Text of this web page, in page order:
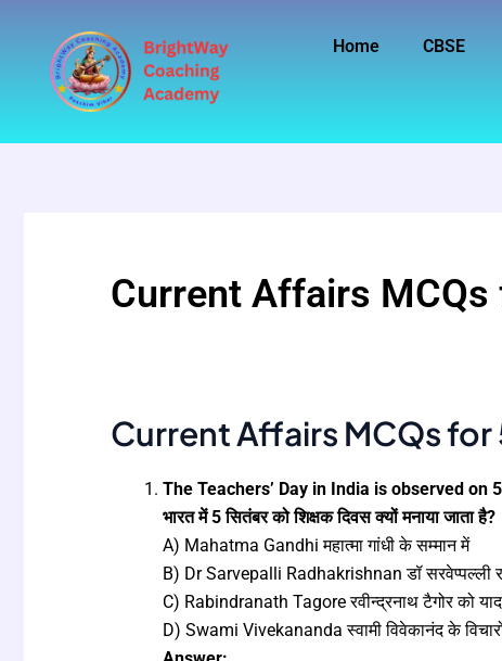
content
Home CBSE
Current Affairs
Current Affairs MCQs
The Teachers’ Day in India is observed
भारत में 5 सितंबर को शिक्षक दिवस क्यों मनाया जाता है?
A) Mahatma Gandhi महात्मा गांधी के सम्मान में
B) Dr Sarvepalli Radhakrishnan डॉ सरवेप्पल्ली
C) Rabindranath Tagore रवीन्द्रनाथ टैगोर को
D) Swami Vivekananda स्वामी विवेकानंद के